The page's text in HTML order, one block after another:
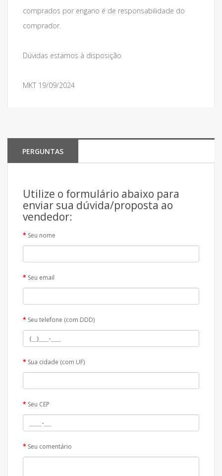
comprados por engano é de responsabilidade do
comprador.
Dúvidas estamos à disposição
MKT 19/09/2024
PERGUNTAS
Utilize o formulário abaixo para
enviar sua dúvida/proposta ao
vendedor:
Seu nome
Seu email
Seu telefone (com DDD)
Sua cidade (com UF)
Seu CEP
Seu comentário